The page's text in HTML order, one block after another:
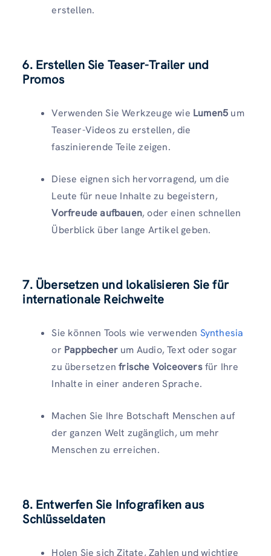
erstellen.
6. Erstellen Sie Teaser-Trailer und
Promos
Verwenden Sie Werkzeuge wie Lumen5 um
Teaser-Videos zu erstellen, die
faszinierende Teile zeigen.
Diese eignen sich hervorragend, um die
Leute für neue Inhalte zu begeistern,
Vorfreude aufbauen, oder einen schnellen
Überblick über lange Artikel geben.
7. Übersetzen und lokalisieren Sie für
internationale Reichweite
Sie können Tools wie verwenden Synthesia
or Pappbecher um Audio, Text oder sogar
zu übersetzenfrische Voiceoversfür Ihre
Inhalte in einer anderen Sprache.
Machen Sie Ihre Botschaft Menschen auf
der ganzen Welt zugänglich, um mehr
Menschen zu erreichen.
8. Entwerfen Sie Infografiken aus
Schlüsseldaten
Holen Sie sich Zitate, Zahlen und wichtige